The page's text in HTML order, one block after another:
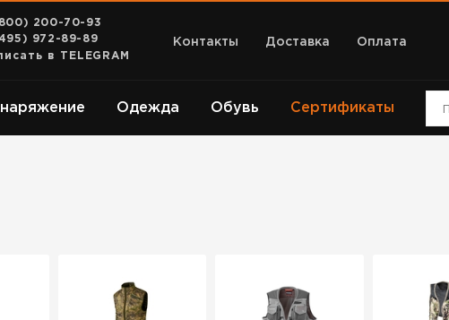
200-70-93
972-89-89
в TELEGRAM
Контакты Доставка Оплата
Одежда Обувь Сертификаты